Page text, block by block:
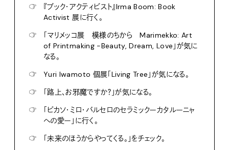
☞
『ブック・アクティビスト』Irma Boom: Book
Activist 展に行く。
☞
「マリメッコ展 模様のちから Marimekko: Art
of Printmaking -Beauty, Dream, Love」が気に
なる。
☞
Yuri Iwamoto 個展「Living Tree」が気になる。
☞
「路上、お邪魔ですか？」が気になる。
☞
「ピカソ・ミロ・バルセロのセラミックーカタルーニャ
への愛ー」に行く。
☞
「未来のほうからやってくる。」をチェック。